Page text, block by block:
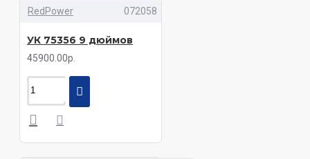
RedPower 072058
УК 75356 9 дюймов
45900.00р.